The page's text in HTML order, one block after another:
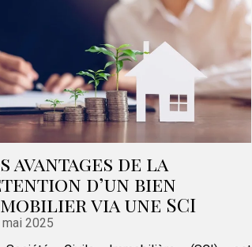
avantages de la
d’un bien
via une SCI
2025